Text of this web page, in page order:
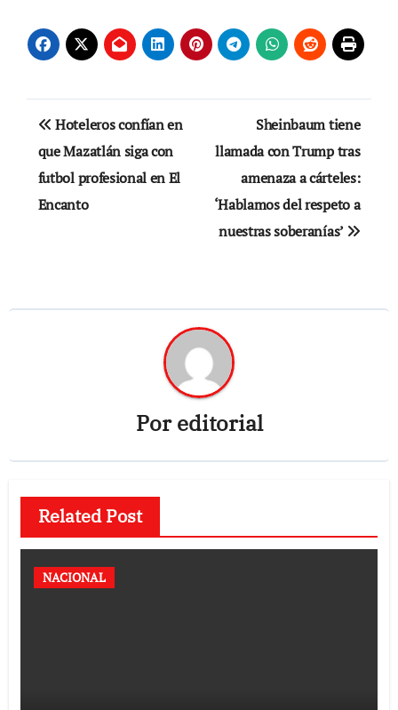
Navegación
de
entradas
Hoteleros confían en
que Mazatlán siga con
futbol profesional en El
Encanto
Sheinbaum tiene
llamada con Trump tras
amenaza a cárteles:
‘Hablamos del respeto a
nuestras soberanías’
Poreditorial
Related Post
NACIONAL